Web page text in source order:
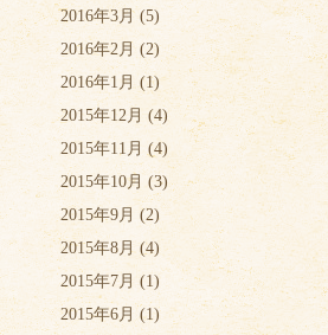
2016年3月 (5)
2016年2月 (2)
2016年1月 (1)
2015年12月 (4)
2015年11月 (4)
2015年10月 (3)
2015年9月 (2)
2015年8月 (4)
2015年7月 (1)
2015年6月 (1)